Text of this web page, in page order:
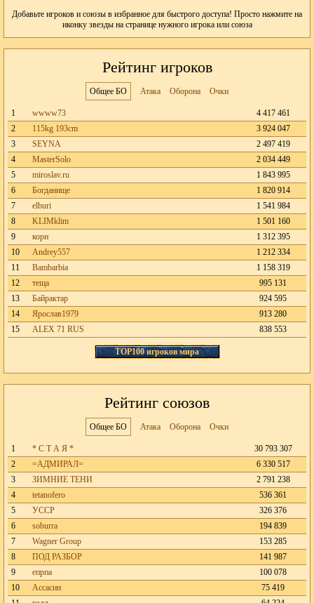
Добавьте игроков и союзы в избранное для быстрого доступа! Просто нажмите на
иконку звезды на странице нужного игрока или союза
Рейтинг игроков
Общее БО Атака Оборона Очки
1 wwww73
4 417 461
2
115kg 193cm
3 924 047
3
SEYNA
2 497 419
4
MasterSolo
2 034 449
5
miroslav.ru
1 843 995
6
Богданище
1 820 914
7
elburi
1 541 984
8
KLIMklim
1 501 160
9
корн
1 312 395
10
Andrey557
1 212 334
11
Bambarbia
1 158 319
12
теща
995 131
13
Байрактар
924 595
14
Ярослав1979
913 280
15
ALEX 71 RUS 838 553
TOP100 игроков мира
Рейтинг союзов
Общее БО Атака Оборона Очки
1 * С Т А Я *
30 793 307
2
=АДМИРАЛ=
6 330 517
3
ЗИМНИЕ ТЕНИ
2 791 238
4
tetanofero
536 361
5
УССР
326 376
6
soburra
194 839
7
Wagner Group
153 285
8
ПОД РАЗБОР
141 987
9
епрпа
100 078
10
Ассасин
75 419